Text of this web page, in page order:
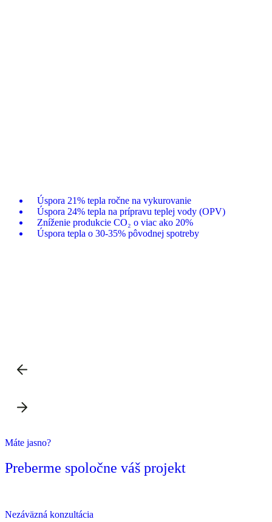
Úspora 21% tepla ročne na vykurovanie
Úspora 24% tepla na prípravu teplej vody (OPV)
Zníženie produkcie CO₂ o viac ako 20%
Úspora tepla o 30-35% pôvodnej spotreby
Máte jasno?
Preberme spoločne váš projekt
Nezáväzná konzultácia